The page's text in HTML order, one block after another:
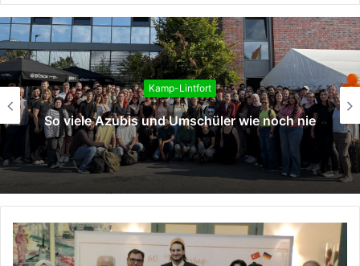
nie
Kamp-Lintfort
Neue Auszubildende und Studierende
Stadtverwaltung